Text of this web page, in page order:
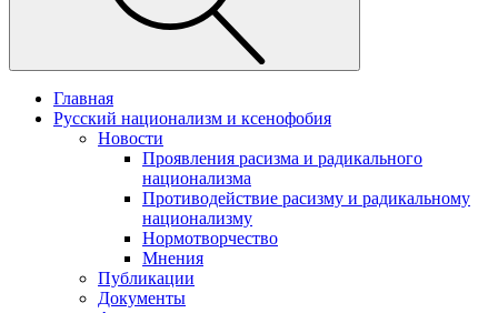
Главная
Русский национализм и ксенофобия
Новости
Проявления расизма и радикального
национализма
Противодействие расизму и радикальному
национализму
Нормотворчество
Мнения
Публикации
Документы